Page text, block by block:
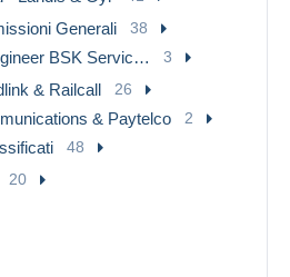
Generali 38
BT Engineer BSK Service : Emissioni di Test 3
& Railcall 26
& Paytelco 2
48
20